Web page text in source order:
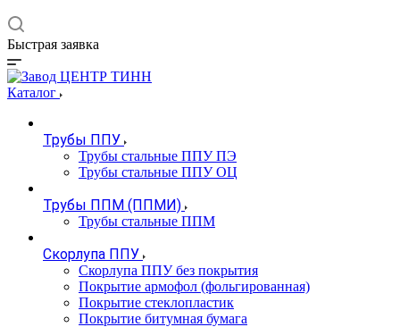
Быстрая заявка
Каталог
Трубы ППУ
Трубы стальные ППУ ПЭ
Трубы стальные ППУ ОЦ
Трубы ППМ (ППМИ)
Трубы стальные ППМ
Скорлупа ППУ
Скорлупа ППУ без покрытия
Покрытие армофол (фольгированная)
Покрытие стеклопластик
Покрытие битумная бумага